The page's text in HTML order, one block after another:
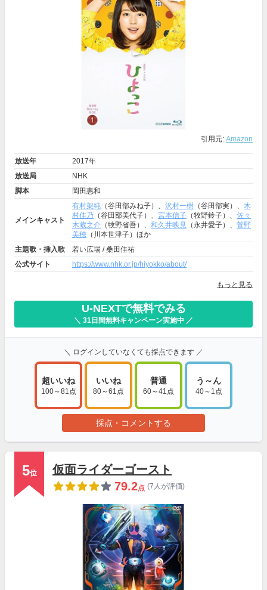
引用元: Amazon
放送年
2017年
放送局
NHK
脚本
岡田惠和
メインキャスト
有村架純 （谷田部みね子）、 沢村一樹 （谷田部実）、 木
村佳乃 （谷田部美代子）、 宮本信子 （牧野鈴子）、 佐々
木蔵之介 （牧野省吾）、 和久井映見 （永井愛子）、 菅野
美穂 （川本世津子）ほか
主題歌・挿入歌
若い広場 / 桑田佳祐
公式サイト
https://www.nhk.or.jp/hiyokko/about/
もっと見る
U-NEXTで無料でみる
＼ 31日間無料キャンペーン実施中 ／
＼ ログインしていなくても採点できます ／
超いいね
100～81点
いいね
80～61点
普通
60～41点
う～ん
40～1点
採点・コメントする
5位
仮面ライダーゴースト
79.2点 (7人が評価)